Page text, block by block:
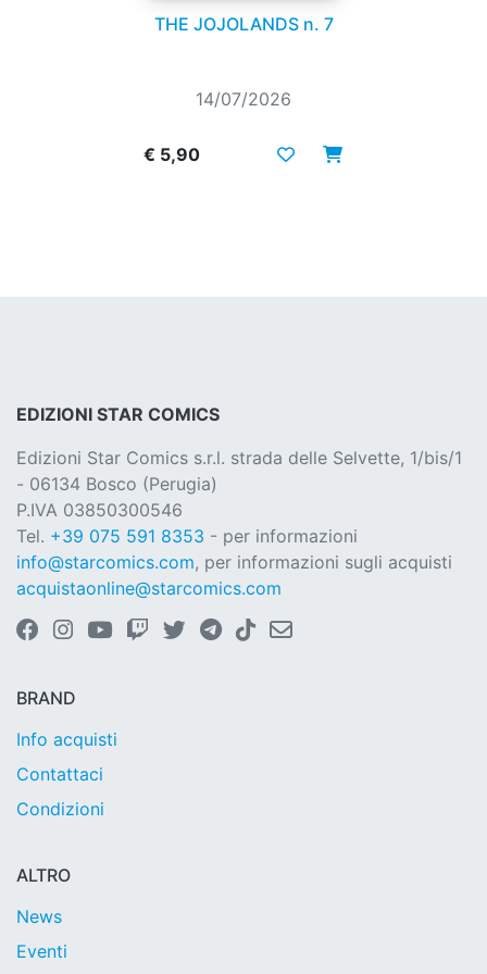
THE JOJOLANDS n. 7
14/07/2026
€ 5,90
EDIZIONI STAR COMICS
Edizioni Star Comics s.r.l. strada delle Selvette, 1/bis/1
- 06134 Bosco (Perugia)
P.IVA 03850300546
Tel. +39 075 591 8353 - per informazioni
info@starcomics.com, per informazioni sugli acquisti
acquistaonline@starcomics.com
BRAND
Info acquisti
Contattaci
Condizioni
ALTRO
News
Eventi